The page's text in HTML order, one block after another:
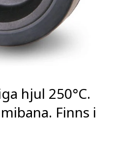
hjul 250°C.
Finns i